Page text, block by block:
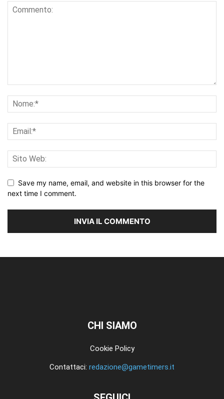
Save my name, email, and website in this browser for the
next time I comment.
CHI SIAMO
Cookie Policy
Contattaci: redazione@gametimers.it